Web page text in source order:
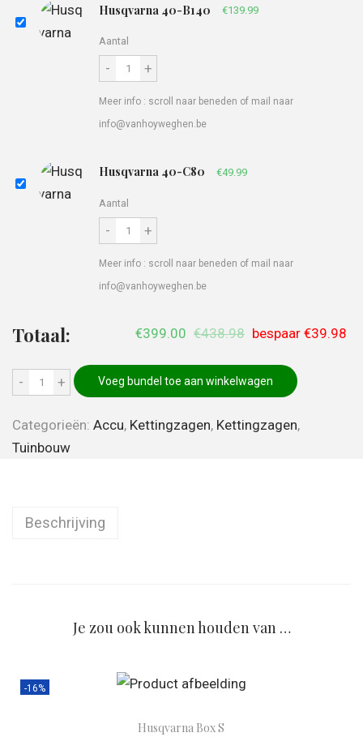
Husqvarna 40-B140 €139.99
Aantal
- +
Meer info : scroll naar beneden of mail naar
info@vanhoyweghen.be
Husqvarna 40-C80 €49.99
Aantal
- +
Meer info : scroll naar beneden of mail naar
info@vanhoyweghen.be
Totaal: €399.00 €438.98 bespaar €39.98
- + Voeg bundel toe aan winkelwagen
Categorieën: Accu, Kettingzagen, Kettingzagen,
Tuinbouw
Beschrijving
Je zou ook kunnen houden van …
-16%
Husqvarna Box S